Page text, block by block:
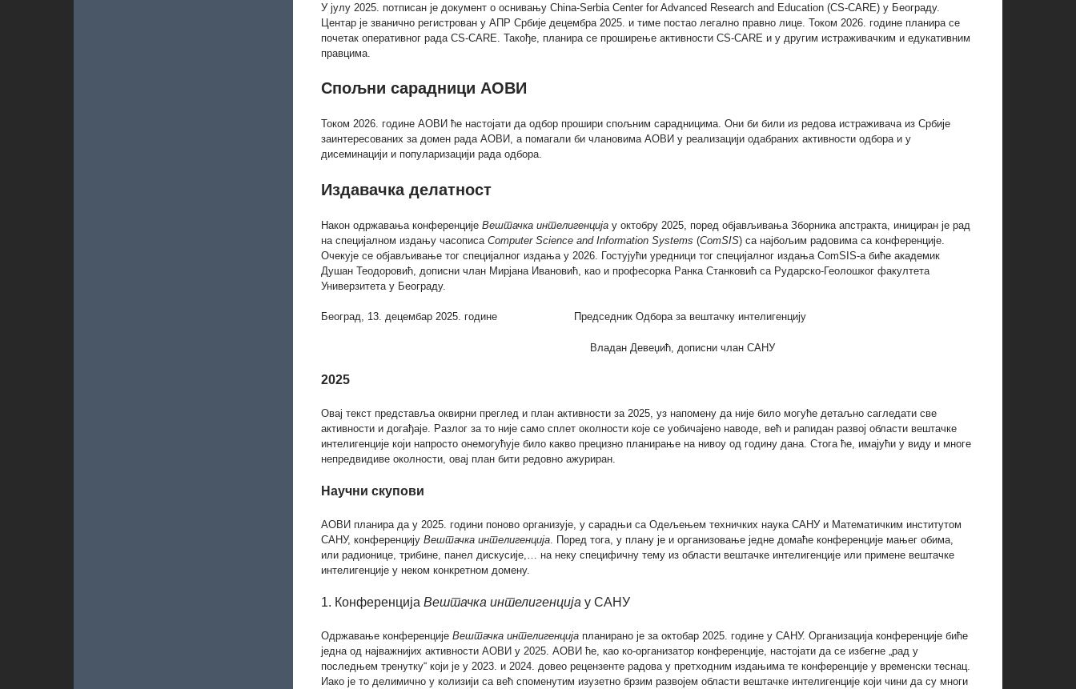
У јулу 2025. потписан је документ о оснивању China-Serbia Center for Advanced Research and Education (CS-CARE) у Београду.
Центар је званично регистрован у АПР Србије децембра 2025. и тиме постао легално правно лице. Током 2026. године планира се
почетак оперативног рада CS-CARE. Такође, планира се проширење активности CS-CARE и у другим истраживачким и едукативним
правцима.
Спољни сарадници АОВИ
Током 2026. године АОВИ ће настојати да одбор прошири спољним сарадницима. Они би били из редова истраживача из Србије
заинтересованих за домен рада АОВИ, а помагали би члановима АОВИ у реализацији одабраних активности одбора и у
дисеминацији и популаризацији рада одбора.
Издавачка делатност
Након одржавања конференцијеВештачка интелигенција у октобру 2025 , поред објављивања Зборника апстракта, инициран је рад
на специјалном издању часописаComputer Science and Information Systems (ComSIS) са најбољим радовима са конференције.
Очекује се објављивање тог специјалног издања у 2026. Гостујући уредници тог специјалног издања ComSIS-а биће академик
Душан Теодоровић, дописни члан Мирјана Ивановић, као и професорка Ранка Станковић са Рударско-Геолошког факултета
Универзитета у Београду.
Београд, 13. децембар 2025. године Председник Одбора за вештачку интелигенцију
Владан Девеџић, дописни члан САНУ
2025
Овај текст представља оквирни преглед и план активности за 2025, уз напомену да није било могуће детаљно сагледати све
активности и догађаје. Разлог за то није само сплет околности које се уобичајено наводе, већ и рапидан развој области вештачке
интелигенције који напросто онемогућује било какво прецизно планирање на нивоу од годину дана. Стога ће, имајући у виду и многе
непредвидиве околности, овај план бити редовно ажуриран.
Научни скупови
АОВИ планира да у 2025. години поново организује, у сарадњи са Одељењем техничких наука САНУ и Математичким институтом
САНУ, конференцијуВештачка интелигенција . Поред тога, у плану је и организовање једне домаће конференције мањег обима,
или радионице, трибине, панел дискусије,… на неку специфичну тему из области вештачке интелигенције или примене вештачке
интелигенције у неком конкретном домену.
1. КонференцијаВештачка интелигенција у САНУ
Одржавање конференцијеВештачка интелигенција планирано је за октобар 2025. године у САНУ. Организација конференције биће
једна од најважнијих активности АОВИ у 2025. АОВИ ће, као ко-организатор конференције, настојати да се избегне „рад у
последњем тренутку“ који је у 2023. и 2024. довео рецензенте радова у претходним издањима те конференције у временски теснац.
Иако је то делимично у колизији са већ споменутим изузетно брзим развојем области вештачке интелигенције који чини да су многи